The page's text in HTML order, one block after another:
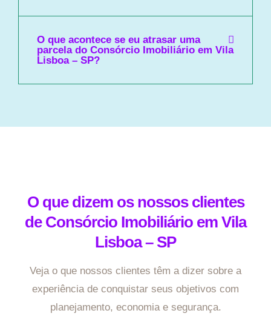
O que acontece se eu atrasar uma
parcela do Consórcio Imobiliário em Vila
Lisboa – SP?
O que dizem os nossos clientes
de Consórcio Imobiliário em Vila
Lisboa – SP
Veja o que nossos clientes têm a dizer sobre a
experiência de conquistar seus objetivos com
planejamento, economia e segurança.